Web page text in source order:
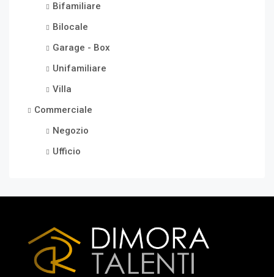
Bifamiliare
Bilocale
Garage - Box
Unifamiliare
Villa
Commerciale
Negozio
Ufficio